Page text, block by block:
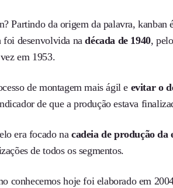
Partindo da origem da palavra, kanban
foi desenvolvida nadécada de 1940,
em 1953.
de montagem mais ágil eevitar o
de que a produção estava
era focado na cadeia de produção da
de todos os segmentos.
conhecemos hoje foi elaborado em